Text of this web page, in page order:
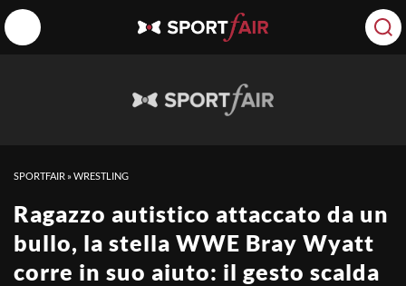
SPORTFAIR »WRESTLING
Ragazzo autistico attaccato da un
bullo, la stella WWE Bray Wyatt
corre in suo aiuto: il gesto scalda